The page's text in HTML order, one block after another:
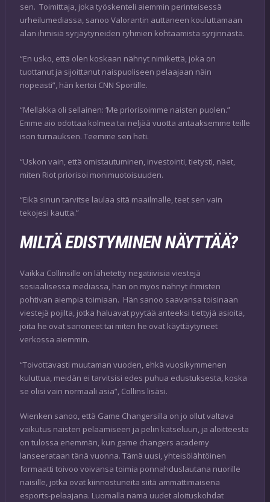
sen. Toimittaja, joka työskenteli aiemmin perinteisessä
urheilumediassa, sanoo Valorantin auttaneen kouluttamaan
alan ihmisiä syrjäytyneiden ryhmien kohtaamista syrjinnästä.
“En usko, että olen koskaan nähnyt nimikettä, joka on
tuottanut ja sijoittanut naispuoliseen pelaajaan näin
nopeasti”, hän kertoi CNN Sportille.
“Mellakka oli sellainen: ‘Me priorisoimme naisten puolen.”
Emme aio odottaa kolmea tai neljää vuotta antaaksemme teille
ison turnauksen. Teemme sen heti.
“Uskon vain, että omistautuminen, investointi, tietysti, näet,
miten Riot priorisoi monimuotoisuuden.
“Eikä sinun tarvitse laulaa sitä maailmalle, teet sen vain
tekojesi kautta.”
MILTÄ EDISTYMINEN NÄYTTÄÄ?
Vaikka Collinsille on lähetetty negatiivisia viestejä
sosiaalisessa mediassa, hän on myös nähnyt ihmisten
pohtivan aiempia toimiaan. Hän sanoo saavansa toisinaan
viestejä pojilta, jotka haluavat pyytää anteeksi tiettyjä asioita,
joita he ovat sanoneet tai miten he ovat käyttäytyneet
verkossa aiemmin.
“Toivottavasti muutaman vuoden, ehkä vuosikymmenen
kuluttua, meidän ei tarvitsisi edes puhua edustuksesta, koska
se olisi vain normaali asia”, Collins lisäsi.
Wienken sanoo, että Game Changersilla on jo ollut valtava
vaikutus naisten pelaamiseen ja pelin katseluun, ja aloitteesta
on tulossa enemmän, kun game changers academy
lanseerataan tänä vuonna. Tämä uusi, yhteisölähtöinen
formaatti toivoo voivansa toimia ponnahduslautana nuorille
naisille, jotka ovat kiinnostuneita siitä ammattimaisena
esports-pelaajana. Luomalla nämä uudet aloituskohdat